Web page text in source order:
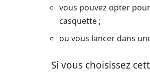
vous pouvez opter
casquette ;
ou vous lancer dans
Si vous choisissez